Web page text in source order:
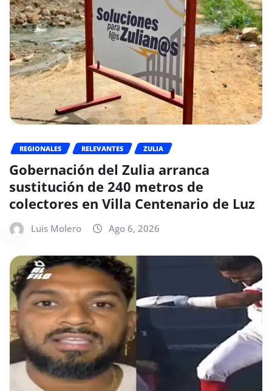
REGIONALES RELEVANTES ZULIA
Gobernación del Zulia arranca
sustitución de 240 metros de
colectores en Villa Centenario de Luz
Luis Molero Ago 6, 2026